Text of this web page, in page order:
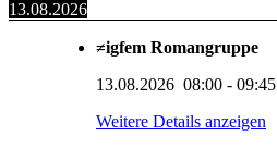
13.08.2026
≠igfem Romangruppe
13.08.2026 08:00 - 09:45
Weitere Details anzeigen